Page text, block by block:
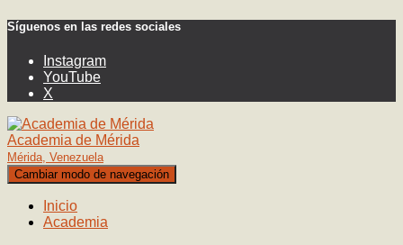
Síguenos en las redes sociales
Instagram
YouTube
X
Academia de Mérida
Mérida, Venezuela
Cambiar modo de navegación
Inicio
Academia